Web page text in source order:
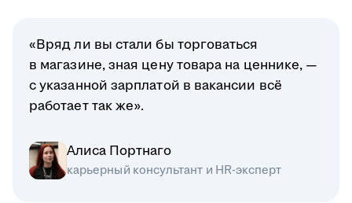
«Вряд ли вы стали бы торговаться
в магазине, зная цену товара на ценнике, —
с указанной зарплатой в вакансии всё
работает так же».
Алиса Портнаго
карьерный консультант и HR-эксперт